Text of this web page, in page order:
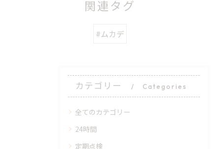
関連タグ
#ムカデ
カテゴリー Categories
全てのカテゴリー
24時間
定期点検